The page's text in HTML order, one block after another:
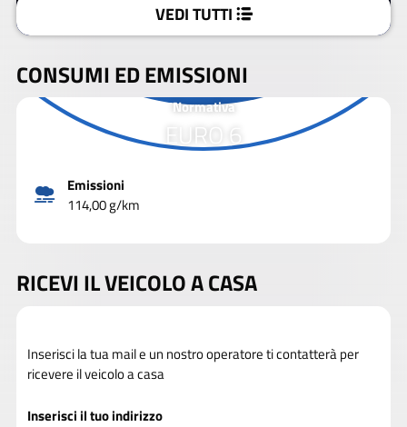
VEDI TUTTI
CONSUMI ED EMISSIONI
Normativa
EURO 6
Emissioni
114,00 g/km
RICEVI IL VEICOLO A CASA
Inserisci la tua mail e un nostro operatore ti contatterà per
ricevere il veicolo a casa
Inserisci il tuo indirizzo